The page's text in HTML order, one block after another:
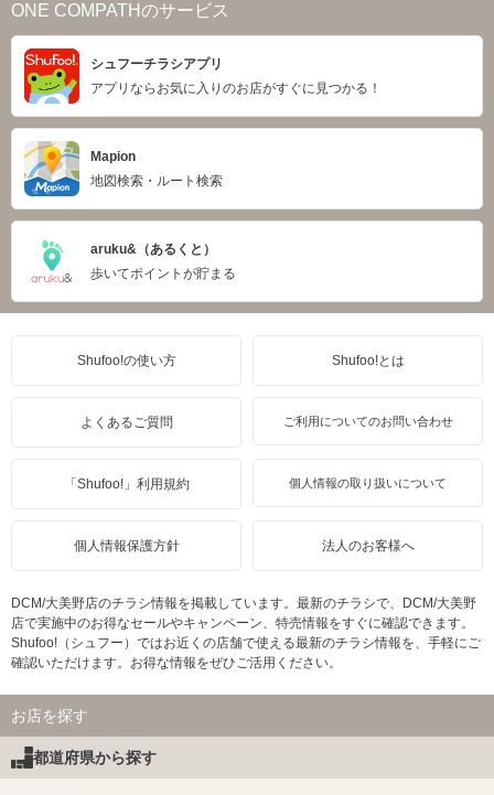
ONE COMPATHのサービス
シュフーチラシアプリ
アプリならお気に入りのお店がすぐに見つかる！
Mapion
地図検索・ルート検索
aruku&（あるくと）
歩いてポイントが貯まる
Shufoo!の使い方 Shufoo!とは
よくあるご質問 ご利用についてのお問い合わせ
「Shufoo!」利用規約 個人情報の取り扱いについて
個人情報保護方針 法人のお客様へ
DCM/大美野店のチラシ情報を掲載しています。最新のチラシで、DCM/大美野
店で実施中のお得なセールやキャンペーン、特売情報をすぐに確認できます。
Shufoo!（シュフー）ではお近くの店舗で使える最新のチラシ情報を、手軽にご
確認いただけます。お得な情報をぜひご活用ください。
お店を探す
都道府県から探す